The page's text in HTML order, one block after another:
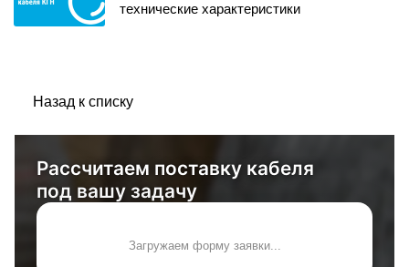
технические характеристики
Назад к списку
Рассчитаем поставку кабеля
под вашу задачу
Загружаем форму заявки...